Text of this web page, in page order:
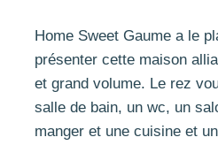
Home Sweet Gaume a le
présenter cette maison
et grand volume. Le rez
salle de bain, un wc, un
manger et une cuisine et